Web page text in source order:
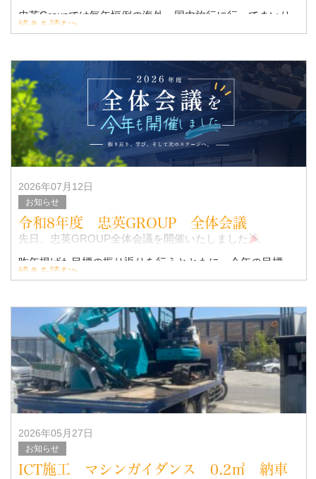
忠英Groupでは毎年恒例の海外・国内旅行に行ってまいり
ました！！
た！
続きを読む>
2026年07月12日
お知らせ
令和8年度 忠英GROUP 全体会議
先日、忠英GROUP全体会議を開催いたしました
昨年掲げた目標の振り返りを行うとともに、今年の目標、
そして5年後・10年後を見据えた未来について、社員一人
続きを読む>
2026年05月27日
お知らせ
ICT施工 マシンガイダンス 0.2㎥ 納車